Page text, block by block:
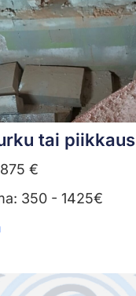
tai piikkaus
€
350 - 1425€